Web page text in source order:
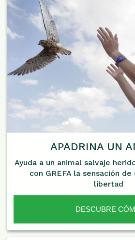
APADRINA UN
Ayuda a un animal salvaje
con GREFA la sensación
libertad
DESCUBRE